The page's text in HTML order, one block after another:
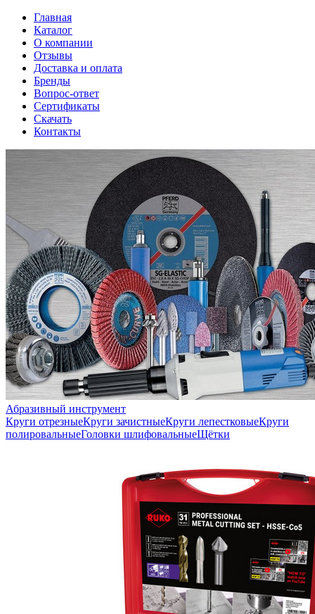
Главная
Каталог
О компании
Отзывы
Доставка и оплата
Бренды
Вопрос-ответ
Сертификаты
Скачать
Контакты
Абразивный инструмент
Круги отрезныеКруги зачистныеКруги лепестковыеКруги
полировальныеГоловки шлифовальныеЩётки